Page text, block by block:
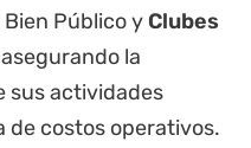
Público y Clubes
asegurando la
sus actividades
de costos operativos.